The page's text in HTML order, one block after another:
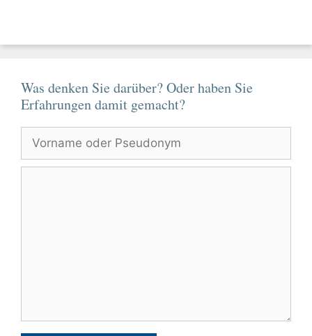
Was denken Sie darüber? Oder haben Sie
Erfahrungen damit gemacht?
oder
Pseudonym